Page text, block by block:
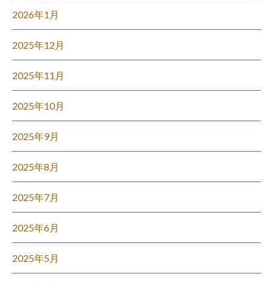
2026年1月
2025年12月
2025年11月
2025年10月
2025年9月
2025年8月
2025年7月
2025年6月
2025年5月